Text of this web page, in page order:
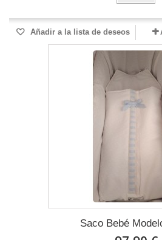
Añadir a la lista de deseos
Saco Bebé